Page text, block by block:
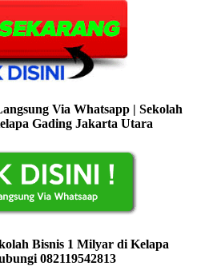
Via Whatsapp | Sekolah
Gading Jakarta Utara
Bisnis 1 Milyar di Kelapa
082119542813